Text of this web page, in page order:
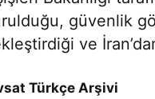
güvenlik
ve
Türkçe Arşivi